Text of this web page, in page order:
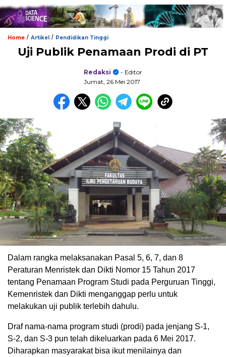
Home / Artikel / Pendidikan Tinggi
Uji Publik Penamaan Prodi di PT
Redaksi
- Editor
Jumat, 26 Mei 2017
Dalam rangka melaksanakan Pasal 5, 6, 7, dan 8
Peraturan Menristek dan Dikti Nomor 15 Tahun 2017
tentang Penamaan Program Studi pada Perguruan Tinggi,
Kemenristek dan Dikti menganggap perlu untuk
melakukan uji publik terlebih dahulu.
Draf nama-nama program studi (prodi) pada jenjang S-1,
S-2, dan S-3 pun telah dikeluarkan pada 6 Mei 2017.
Diharapkan masyarakat bisa ikut menilainya dan